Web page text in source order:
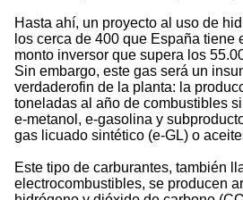
Hasta ahí, un proyecto al uso de
los cerca de 400 que España tiene
monto inversor que supera los
Sin embargo, este gas será un
verdaderofin de la planta: la
toneladas al año de combustibles
e-metanol, e-gasolina y
gas licuado sintético (e-GL) o
Este tipo de carburantes, también
electrocombustibles, se producen